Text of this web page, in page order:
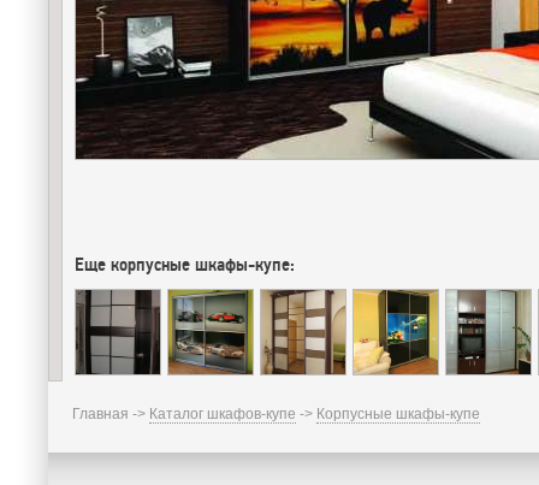
Еще корпусные шкафы-купе:
Главная -> Каталог шкафов-купе -> Корпусные шкафы-купе